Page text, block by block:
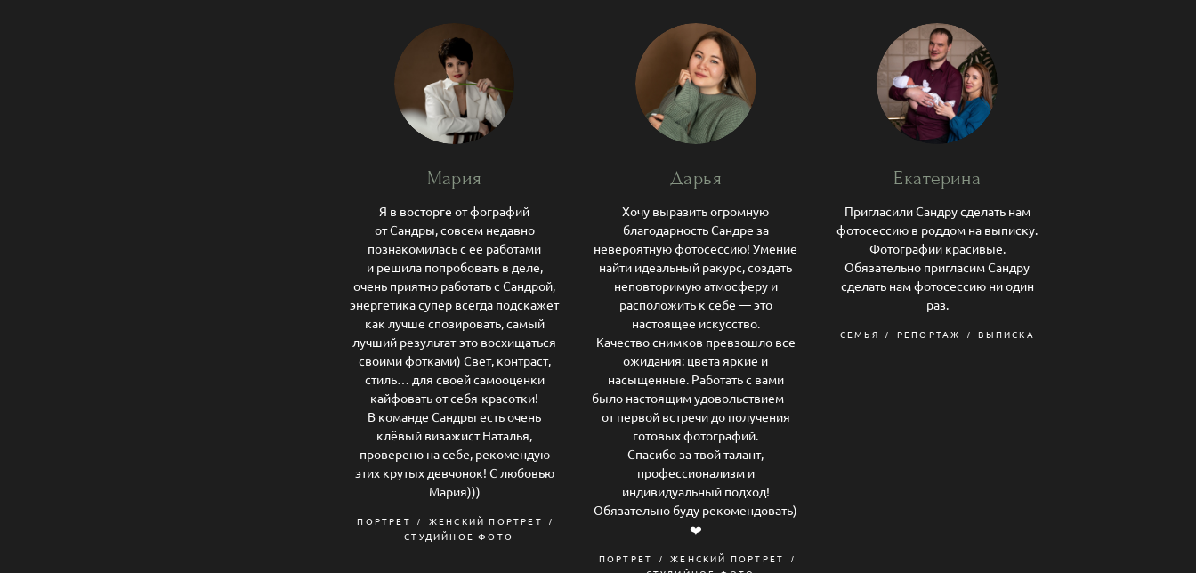
Мария
Я в восторге от фографий
от Сандры, совсем недавно
познакомилась с ее работами
и решила попробовать в деле,
очень приятно работать с Сандрой,
энергетика супер всегда подскажет
как лучше спозировать, самый
лучший результат-это восхищаться
своими фотками) Свет, контраст,
стиль… для своей самооценки
кайфовать от себя-красотки!
В команде Сандры есть очень
клёвый визажист Наталья,
проверено на себе, рекомендую
этих крутых девчонок! С любовью
Мария)))
ПОРТРЕТ
ЖЕНСКИЙ ПОРТРЕТ
СТУДИЙНОЕ ФОТО
Дарья
Хочу выразить огромную
благодарность Сандре за
невероятную фотосессию! Умение
найти идеальный ракурс, создать
неповторимую атмосферу и
расположить к себе — это
настоящее искусство.
Качество снимков превзошло все
ожидания: цвета яркие и
насыщенные. Работать с вами
было настоящим удовольствием —
от первой встречи до получения
готовых фотографий.
Спасибо за твой талант,
профессионализм и
индивидуальный подход!
Обязательно буду рекомендовать)
❤️
ПОРТРЕТ
ЖЕНСКИЙ ПОРТРЕТ
Екатерина
Пригласили Сандру сделать нам
фотосессию в роддом на выписку.
Фотографии красивые.
Обязательно пригласим Сандру
сделать нам фотосессию ни один
раз.
СЕМЬЯ РЕПОРТАЖ ВЫПИСКА